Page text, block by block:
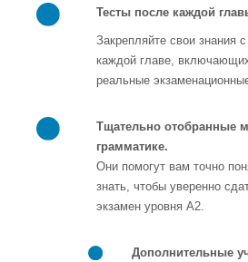
Тесты после каждой
Закрепляйте свои знания
каждой главе,
реальные
Тщательно отобранные
грамматике.
Они помогут вам точно
знать, чтобы уверенно
экзамен уровня A2.
Дополнительные